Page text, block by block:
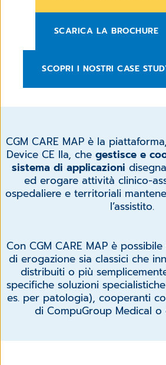
SCARICA LA BROCHURE
SCOPRI I NOSTRI CASE
CGM CARE MAP è la
Device CE IIa, che gestisce e
sistema di applicazioni
ed erogare attività clinico-
ospedaliere e territoriali
l’assistito.
Con CGM CARE MAP è
di erogazione sia classici che
distribuiti o più
specifiche soluzioni
es. per patologia), cooperanti
di CompuGroup Medical